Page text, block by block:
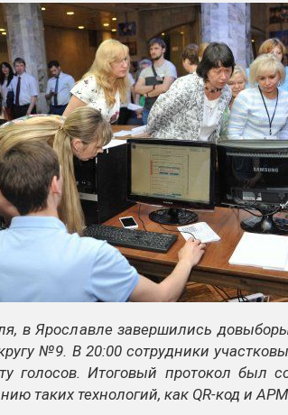
в Ярославле завершились
№9. В 20:00 сотрудники
голосов. Итоговый протокол был
таких технологий, как QR-код и